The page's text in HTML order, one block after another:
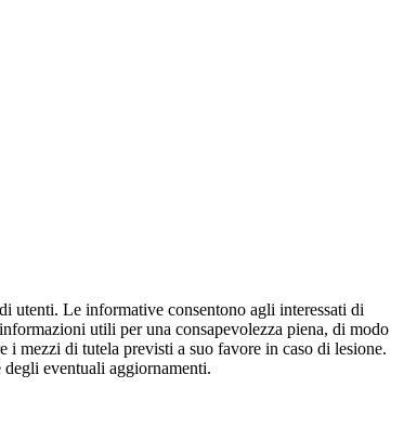
utenti. Le informative consentono agli interessati di
utili per una consapevolezza piena, di modo
i mezzi di tutela previsti a suo favore in caso di lesione.
eventuali aggiornamenti.